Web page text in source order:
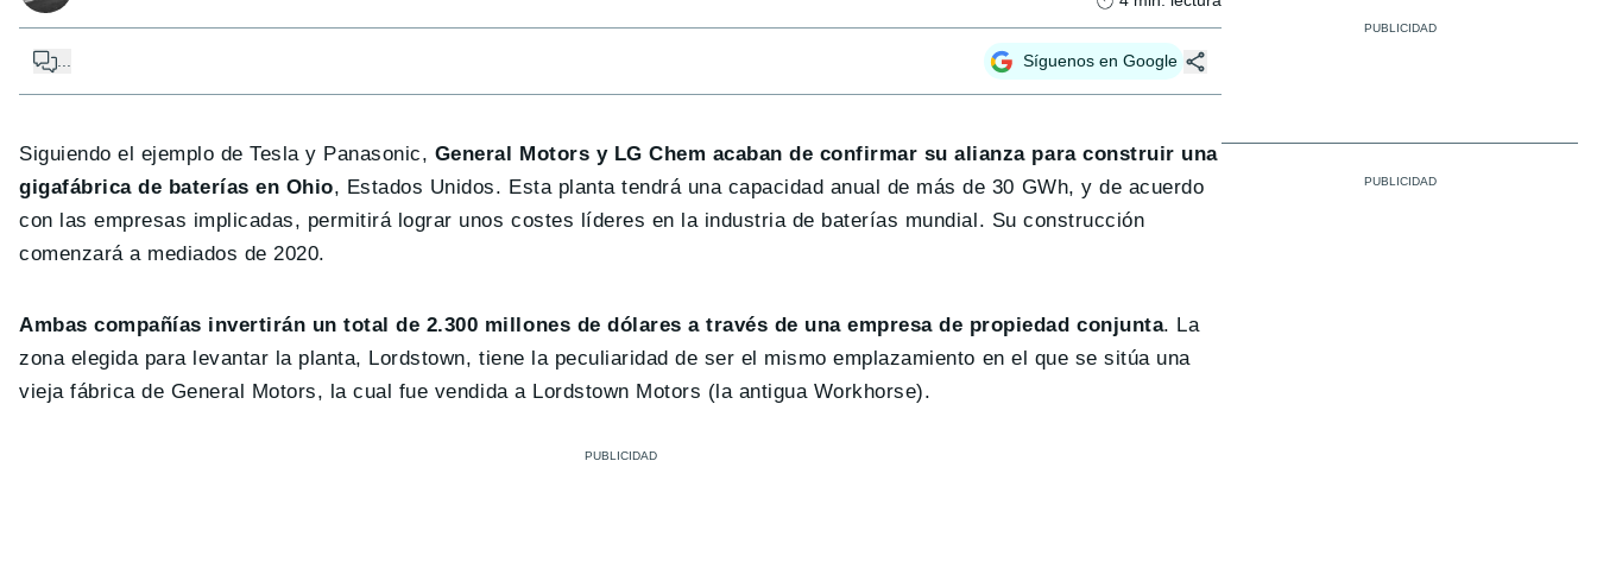
Síguenos en Google
Siguiendo el ejemplo de Tesla y Panasonic, General Motors y LG Chem acaban de confirmar su alianza para construir una
gigafábrica de baterías en Ohio, Estados Unidos. Esta planta tendrá una capacidad anual de más de 30 GWh, y de acuerdo
con las empresas implicadas, permitirá lograr unos costes líderes en la industria de baterías mundial. Su construcción
comenzará a mediados de 2020.
Ambas compañías invertirán un total de 2.300 millones de dólares a través de una empresa de propiedad conjunta. La
zona elegida para levantar la planta, Lordstown, tiene la peculiaridad de ser el mismo emplazamiento en el que se sitúa una
vieja fábrica de General Motors, la cual fue vendida a Lordstown Motors (la antigua Workhorse).